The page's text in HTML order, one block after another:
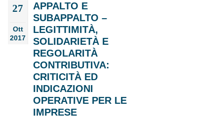
27
Ott
2017
APPALTO E
SUBAPPALTO –
LEGITTIMITÀ,
SOLIDARIETÀ E
REGOLARITÀ
CONTRIBUTIVA:
CRITICITÀ ED
INDICAZIONI
OPERATIVE PER LE
IMPRESE